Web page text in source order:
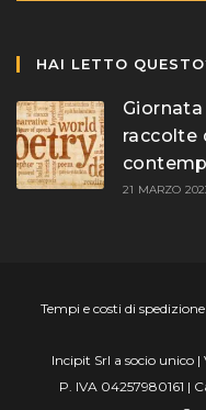
HAI LETTO
raccolte
21 MARZO
Tempi e costi di spedizione
Incipit Srl a socio unico |
P. IVA 04257980161 |